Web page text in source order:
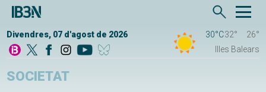
Divendres, 07 d'agost de 2026 30°C32°
26°
Illes Balears
SOCIETAT